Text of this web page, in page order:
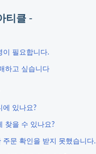
티클 -
이 필요합니다.
하고 싶습니다
에 있나요?
찾을 수 있나요?
주문 확인을 받지 못했습니다.